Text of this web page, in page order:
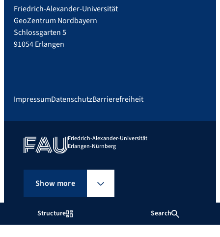
Structure Search
Friedrich-Alexander-Universität
GeoZentrum Nordbayern
Schlossgarten 5
91054 Erlangen
ImpressumDatenschutzBarrierefreiheit
Friedrich-Alexander-Universität
Erlangen-Nürnberg
Show more